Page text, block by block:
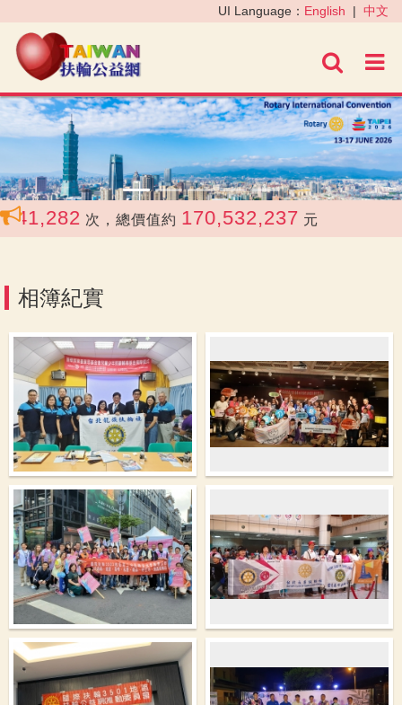
進階
UI Language： English | 中文
‹ ›
次，總價值約 170,532,237 元
相簿紀實